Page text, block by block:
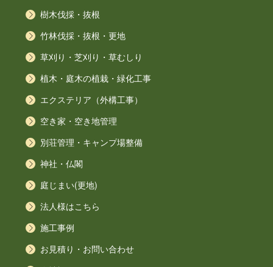
樹木伐採・抜根
竹林伐採・抜根・更地
草刈り・芝刈り・草むしり
植木・庭木の植栽・緑化工事
エクステリア（外構工事）
空き家・空き地管理
別荘管理・キャンプ場整備
神社・仏閣
庭じまい(更地)
法人様はこちら
施工事例
お見積り・お問い合わせ